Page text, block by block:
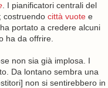
. I pianificatori centrali del
costruendo città vuotee
portato a credere alcuni
ha da offrire.
non sia già implosa. I
Da lontano sembra una
non si sentirebbero in